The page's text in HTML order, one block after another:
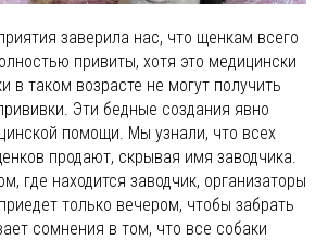
заверила нас, что щенкам всего
привиты, хотя это медицински
в таком возрасте не могут получить
Эти бедные создания явно
помощи. Мы узнали, что всех
продают, скрывая имя заводчика.
где находится заводчик, организаторы
только вечером, чтобы забрать
сомнения в том, что все собаки